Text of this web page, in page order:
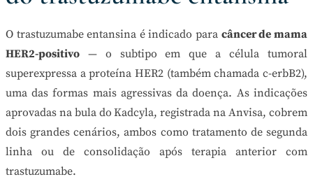
O trastuzumabe entansina é indicado para câncer de mama
HER2-positivo — o subtipo em que a célula tumoral
superexpressa a proteína HER2 (também chamada c-erbB2),
uma das formas mais agressivas da doença. As indicações
aprovadas na bula do Kadcyla, registrada na Anvisa, cobrem
dois grandes cenários, ambos como tratamento de segunda
linha ou de consolidação após terapia anterior com
trastuzumabe.